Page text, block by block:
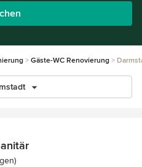
Gäste-WC Renovierung
von 5 Sternen